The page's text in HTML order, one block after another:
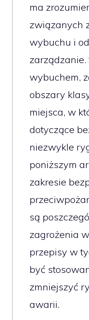
ma
związanych
wybuchu i
wybuchem,
obszary
miejsca, w
dotyczące
niezwykle
poniższym
zakresie
są
zagrożenia
przepisy w
być
zmniejszyć
awarii.